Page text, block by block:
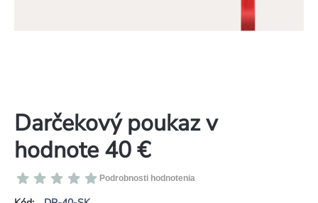
Darčekový poukaz v
hodnote 40 €
Priemerné
hodnotenie
Podrobnosti hodnotenia